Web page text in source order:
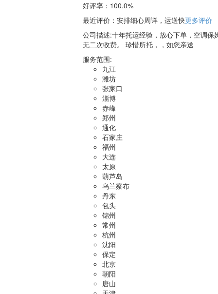
好评率： 100.0%
最近评价 ：安排细心周详，运送快更多评价
公司描述:十年托运经验，放心下单，空调
无二次收费。 珍惜所托，，如您亲送
服务范围:
九江
潍坊
张家口
淄博
赤峰
郑州
通化
石家庄
福州
大连
太原
葫芦岛
乌兰察布
丹东
包头
锦州
常州
杭州
沈阳
保定
北京
朝阳
唐山